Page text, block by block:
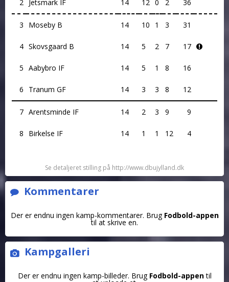
2 Jetsmark IF 14 12 0 2 36
3 Moseby B 14 10 1 3 31
4 Skovsgaard B 14 5 2 7 17
5 Aabybro IF 14 5 1 8 16
6 Tranum GF 14 3 3 8 12
7 Arentsminde IF 14 2 3 9 9
8 Birkelse IF 14 1 1 12 4
Se detaljeret stilling på http://www.dbujylland.dk
Kommentarer
Der er endnu ingen kamp-kommentarer. Brug Fodbold-appen
til at skrive en.
Kampgalleri
Der er endnu ingen kamp-billeder. Brug Fodbold-appentil